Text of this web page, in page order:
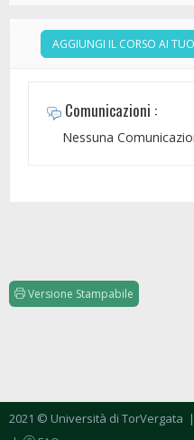
AGGIUNGI IL CORSO AI
Comunicazioni :
Nessuna
Versione Stampabile
2021 © Università di TorVergata |